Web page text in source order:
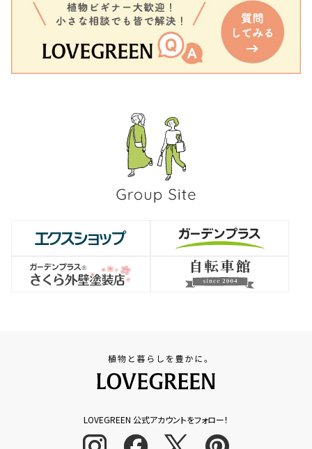
LOVEGREEN 公式アカウントをフォロー！